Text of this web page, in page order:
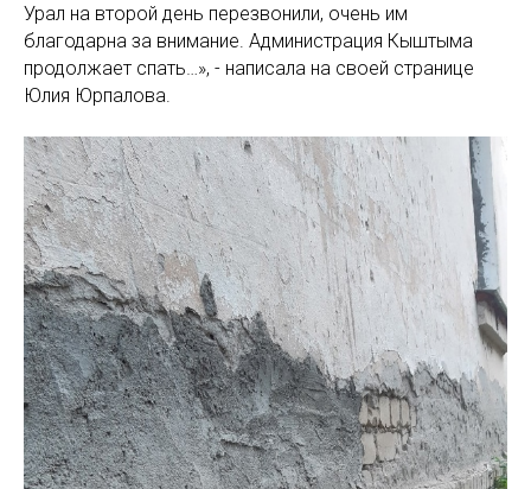
Урал на второй день перезвонили, очень им
благодарна за внимание. Администрация Кыштыма
продолжает спать…», - написала на своей странице
Юлия Юрпалова.